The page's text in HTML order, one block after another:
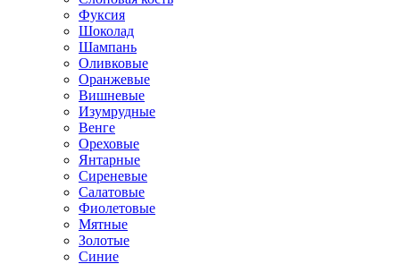
Фуксия
Шоколад
Шампань
Оливковые
Оранжевые
Вишневые
Изумрудные
Венге
Ореховые
Янтарные
Сиреневые
Салатовые
Фиолетовые
Мятные
Золотые
Синие